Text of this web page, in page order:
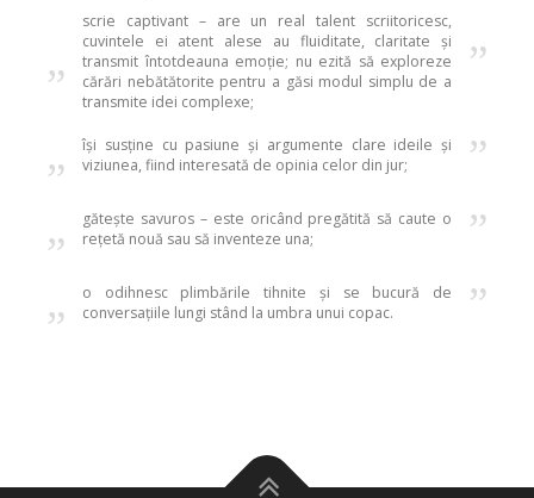
„
scrie captivant – are un real talent scriitoricesc,
cuvintele ei atent alese au fluiditate, claritate și
transmit întotdeauna emoție; nu ezită să exploreze
cărări nebătătorite pentru a găsi modul simplu de a
transmite idei complexe;
”
„
își susține cu pasiune și argumente clare ideile și
viziunea, fiind interesată de opinia celor din jur;
”
„
gătește savuros – este oricând pregătită să caute o
rețetă nouă sau să inventeze una;
”
„
o odihnesc plimbările tihnite și se bucură de
conversațiile lungi stând la umbra unui copac.
”